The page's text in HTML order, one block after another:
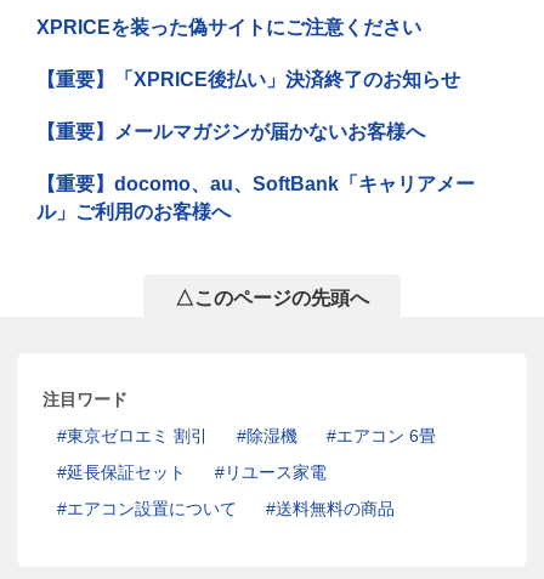
XPRICEを装った偽サイトにご注意ください
【重要】「XPRICE後払い」決済終了のお知らせ
【重要】メールマガジンが届かないお客様へ
【重要】docomo、au、SoftBank「キャリアメー
ル」ご利用のお客様へ
△このページの先頭へ
注目ワード
東京ゼロエミ 割引
除湿機
エアコン 6畳
延長保証セット
リユース家電
エアコン設置について
送料無料の商品